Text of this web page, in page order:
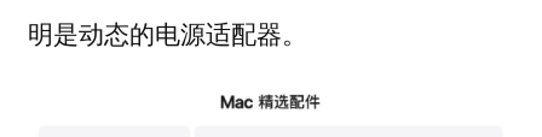
明是动态的电源适配器。